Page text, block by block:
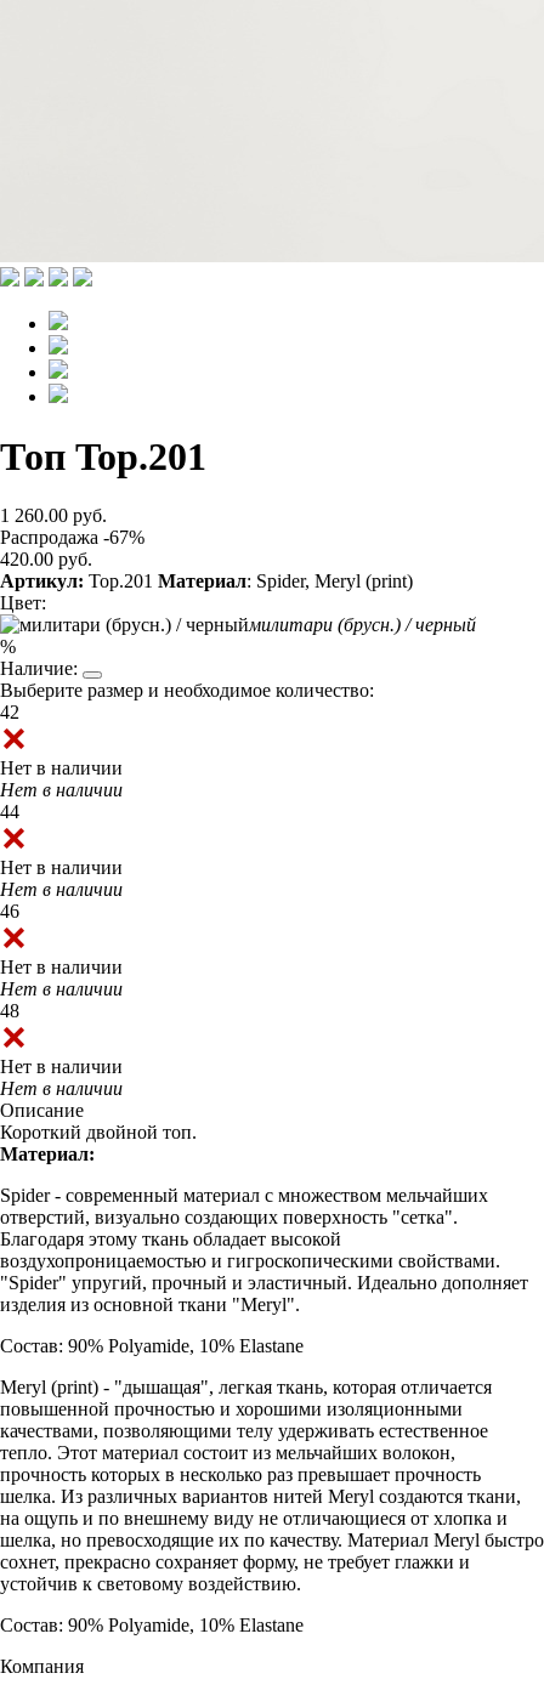
Топ Top.201
1 260.00 руб.
Распродажа -67%
420.00 руб.
Артикул: Top.201 Материал: Spider, Meryl (print)
Цвет:
милитари (брусн.) / черный
%
Наличие:
Выберите размер и необходимое количество:
42
Нет в наличии
Нет в наличии
44
Нет в наличии
Нет в наличии
46
Нет в наличии
Нет в наличии
48
Нет в наличии
Нет в наличии
Описание
Короткий двойной топ.
Материал:
Spider - современный материал с множеством мельчайших
отверстий, визуально создающих поверхность "сетка".
Благодаря этому ткань обладает высокой
воздухопроницаемостью и гигроскопическими свойствами.
"Spider" упругий, прочный и эластичный. Идеально дополняет
изделия из основной ткани "Meryl".
Состав: 90% Polyamide, 10% Elastane
Meryl (print) - "дышащая", легкая ткань, которая отличается
повышенной прочностью и хорошими изоляционными
качествами, позволяющими телу удерживать естественное
тепло. Этот материал состоит из мельчайших волокон,
прочность которых в несколько раз превышает прочность
шелка. Из различных вариантов нитей Meryl создаются ткани,
на ощупь и по внешнему виду не отличающиеся от хлопка и
шелка, но превосходящие их по качеству. Материал Meryl быстро
сохнет, прекрасно сохраняет форму, не требует глажки и
устойчив к световому воздействию.
Состав: 90% Polyamide, 10% Elastane
Компания